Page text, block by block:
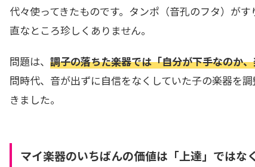
代々使ってきたものです。タンポ（音孔のフタ）が
直なところ珍しくありません。
問題は、 調子の落ちた楽器では「自分が下手なのか
問時代、音が出ずに自信をなくしていた子の楽器を
きました。
マイ楽器のいちばんの価値は「上達」ではな